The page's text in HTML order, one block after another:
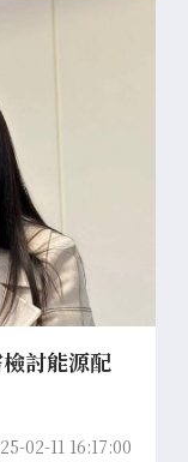
討能源配
02-11 16:17:00